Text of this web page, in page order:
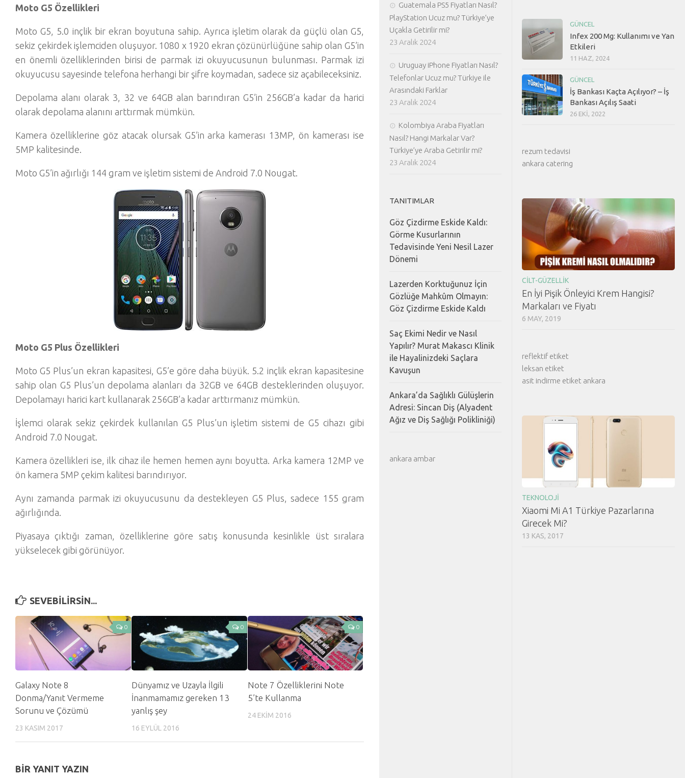
Moto G5 Özellikleri
Moto G5, 5.0 inçlik bir ekran boyutuna sahip. Ayrıca işletim olarak da güçlü olan G5,
sekiz çekirdek işlemciden oluşuyor. 1080 x 1920 ekran çözünürlüğüne sahip olan G5’in
en önemli özelliklerinden birisi de parmak izi okuyucusunun bulunması. Parmak izi
okuyucusu sayesinde telefona herhangi bir şifre koymadan, sadece siz açabileceksiniz.
Depolama alanı olarak 3, 32 ve 64GB alan barındıran G5’in 256GB’a kadar da harici
olarak depolama alanını arttırmak mümkün.
Kamera özelliklerine göz atacak olursak G5’in arka kamerası 13MP, ön kamerası ise
5MP kalitesinde.
Moto G5’in ağırlığı 144 gram ve işletim sistemi de Android 7.0 Nougat.
Moto G5 Plus Özellikleri
Moto G5 Plus’un ekran kapasitesi, G5’e göre daha büyük. 5.2 inçlik ekran kapasitesine
sahip olan G5 Plus’un depolama alanları da 32GB ve 64GB desteklerinden oluşuyor.
Depolamayı harici kart kullanarak 256GB’a kadar arttırmanız mümkün.
İşlemci olarak sekiz çekirdek kullanılan G5 Plus’un işletim sistemi de G5 cihazı gibi
Android 7.0 Nougat.
Kamera özellikleri ise, ilk cihaz ile hemen hemen aynı boyutta. Arka kamera 12MP ve
ön kamera 5MP çekim kalitesi barındırıyor.
Aynı zamanda parmak izi okuyucusunu da destekleyen G5 Plus, sadece 155 gram
ağırlığında.
Piyasaya çıktığı zaman, özelliklerine göre satış konusunda kesinlikle üst sıralara
yükselecek gibi görünüyor.
SEVEBILIRSIN...
0
Galaxy Note 8
Donma/Yanıt Vermeme
Sorunu ve Çözümü
23 KASIM 2017
0
Dünyamız ve Uzayla İlgili
İnanmamamız gereken 13
yanlış şey
16 EYLÜL 2016
0
Note 7 Özelliklerini Note
5’te Kullanma
24 EKIM 2016
BIR YANIT YAZIN
GÜNCEL
Infex 200 Mg: Kullanımı ve Yan
Etkileri
11 HAZ, 2024
GÜNCEL
İş Bankası Kaçta Açılıyor? – İş
Bankası Açılış Saati
26 EKI, 2022
rezum tedavisi
ankara catering
CILT-GÜZELLIK
En İyi Pişik Önleyici Krem Hangisi?
Markaları ve Fiyatı
6 MAY, 2019
reflektif etiket
leksan etiket
asit indirme etiket ankara
TEKNOLOJI
Xiaomi Mi A1 Türkiye Pazarlarına
Girecek Mi?
13 KAS, 2017
Guatemala PS5 Fiyatları Nasıl?
PlayStation Ucuz mu? Türkiye’ye
Uçakla Getirilir mi?
23 Aralık 2024
Uruguay iPhone Fiyatları Nasıl?
Telefonlar Ucuz mu? Türkiye ile
Arasındaki Farklar
23 Aralık 2024
Kolombiya Araba Fiyatları
Nasıl? Hangi Markalar Var?
Türkiye’ye Araba Getirilir mi?
23 Aralık 2024
TANITIMLAR
Göz Çizdirme Eskide Kaldı:
Görme Kusurlarının
Tedavisinde Yeni Nesil Lazer
Dönemi
Lazerden Korktuğunuz İçin
Gözlüğe Mahkûm Olmayın:
Göz Çizdirme Eskide Kaldı
Saç Ekimi Nedir ve Nasıl
Yapılır? Murat Makascı Klinik
ile Hayalinizdeki Saçlara
Kavuşun
Ankara’da Sağlıklı Gülüşlerin
Adresi: Sincan Diş (Alyadent
Ağız ve Diş Sağlığı Polikliniği)
ankara ambar